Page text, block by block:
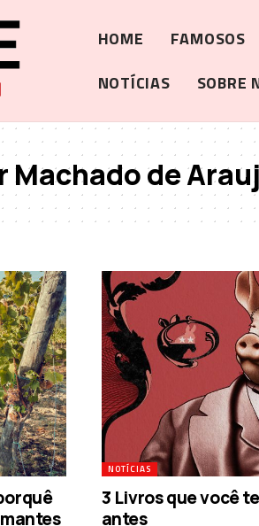
HOME FAMOSOS
NOTÍCIAS
SOBRE
Machado de
NOTÍCIAS
3 Livros que você
antes